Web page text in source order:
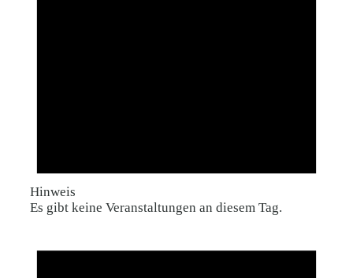
Hinweis
Es gibt keine Veranstaltungen an diesem Tag.